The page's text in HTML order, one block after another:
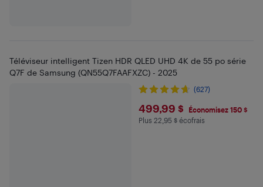
Téléviseur intelligent Tizen HDR QLED UHD 4K de 55 po série
Q7F de Samsung (QN55Q7FAAFXZC) - 2025
(627)
$499.99
499,99 $ Économisez 150 $
Plus 22.95 $ en écofrais
Plus 22,95 $ écofrais